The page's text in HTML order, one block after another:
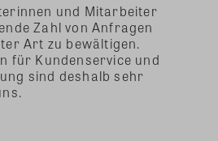
und Mitarbeiter
Zahl von Anfragen
Art zu bewältigen.
für Kundenservice und
sind deshalb sehr